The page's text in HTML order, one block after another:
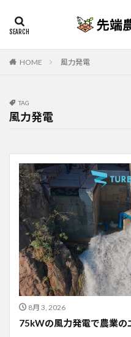
HOME 風力発電
TAG
風力発電
8月 3, 2026
75kWの風力発電で農業の